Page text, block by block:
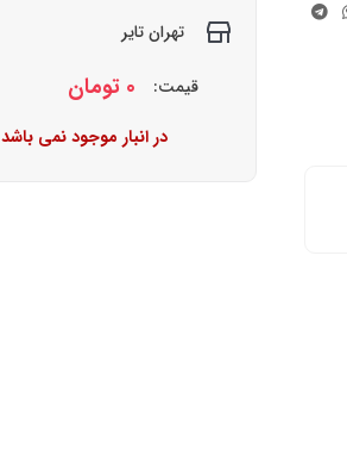
تهران تایر
قیمت: 0 تومان
در انبار موجود نمی باشد